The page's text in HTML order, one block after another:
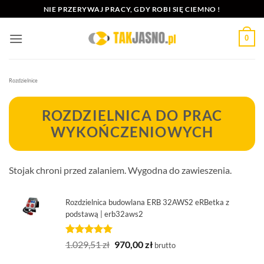
do
zawartości
NIE PRZERYWAJ PRACY, GDY ROBI SIĘ CIEMNO !
0
Rozdzielnice
ROZDZIELNICA DO PRAC
WYKOŃCZENIOWYCH
Stojak chroni przed zalaniem. Wygodna do zawieszenia.
Rozdzielnica budowlana ERB 32AWS2 eRBetka z
podstawą | erb32aws2
Oceniony
na 5
1
1.029,51zł Pierwotna
970,00złAktualna
brutto